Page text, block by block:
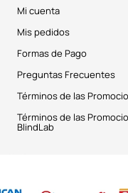
Mi cuenta
Mis pedidos
Formas de Pago
Preguntas Frecuentes
Términos de las
Términos de las
BlindLab